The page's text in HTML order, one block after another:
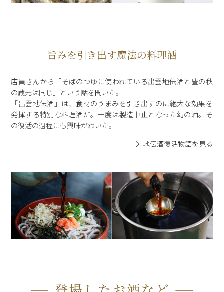
旨みを引き出す魔法の料理酒
店員さんから「そばのつゆに使われている出雲地伝酒と豊の秋
の蔵元は同じ」という話を聞いた。
「出雲地伝酒」は、食材のうまみを引き出すのに絶大な効果を
発揮する特別な料理酒だ。一度は製造中止となった幻の酒。そ
の復活の過程にも興味がわいた。
地伝酒復活物語を見る